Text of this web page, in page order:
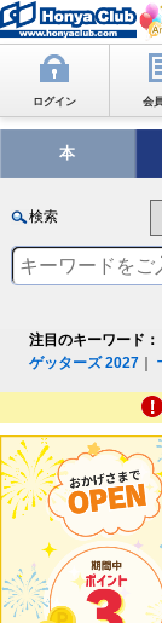
ログイン 会
本
検索
注目のキーワード：
ゲッターズ 2027 ｜